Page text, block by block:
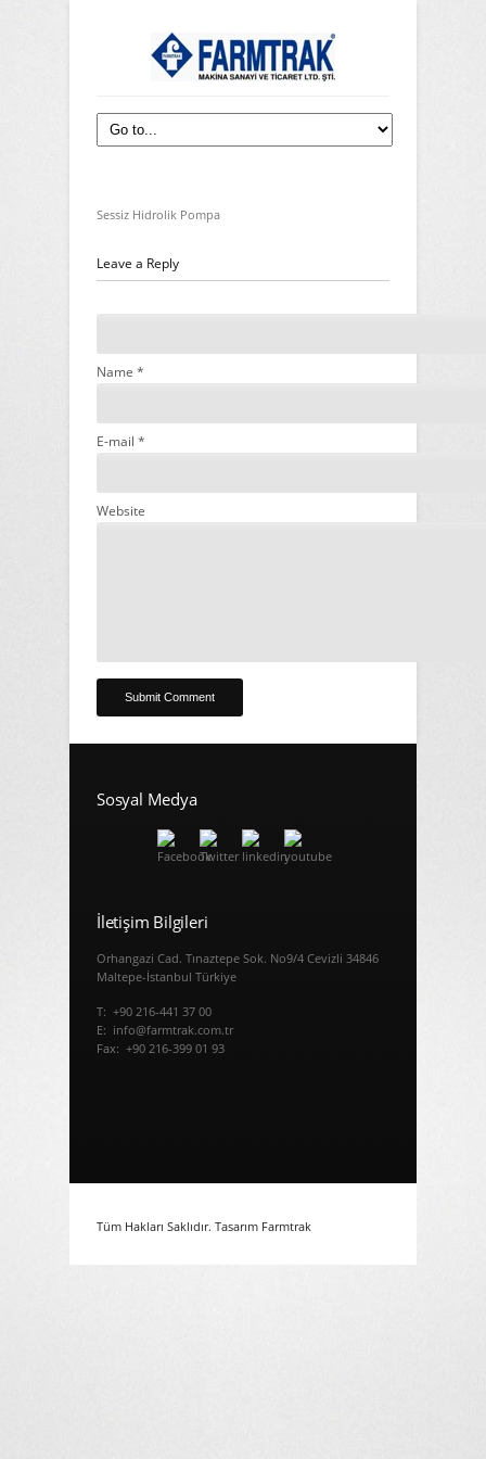
Sessiz Hidrolik Pompa
Leave a Reply
Name *
E-mail *
Website
Sosyal Medya
İletişim Bilgileri
Orhangazi Cad. Tınaztepe Sok. No9/4 Cevizli 34846
Maltepe-İstanbul Türkiye
T: +90 216-441 37 00
E: info@farmtrak.com.tr
Fax: +90 216-399 01 93
Tüm Hakları Saklıdır. Tasarım Farmtrak